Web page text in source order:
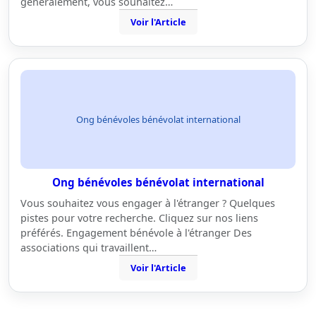
Voir l'Article
Ong bénévoles bénévolat international
Ong bénévoles bénévolat international
Vous souhaitez vous engager à l'étranger ? Quelques
pistes pour votre recherche. Cliquez sur nos liens
préférés. Engagement bénévole à l'étranger Des
associations qui travaillent…
Voir l'Article